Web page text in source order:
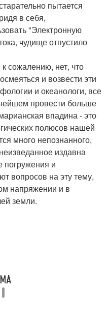
пытается
в себя,
"Электронную
чудище отпустило
сожалению, нет, что
и возвести эти
и океанологи, все
провести больше
впадина - это
полюсов нашей
много непознанного,
издавна
погружения и
вопросов на эту тему,
напряжении и в
земли.